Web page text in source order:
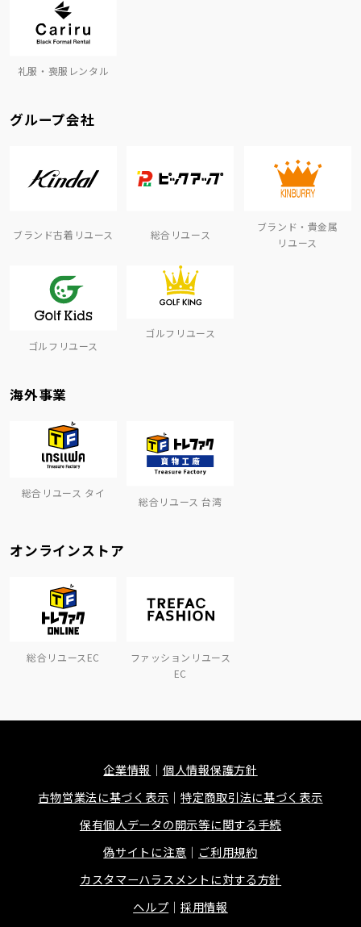
礼服・喪服レンタル
グループ会社
ブランド古着リユース 総合リユース
ブランド・貴金属
リユース
ゴルフリユース
ゴルフリユース
海外事業
総合リユース タイ
総合リユース 台湾
オンラインストア
総合リユースEC
ファッションリユース
EC
企業情報
個人情報保護方針
古物営業法に基づく表示
特定商取引法に基づく表示
保有個人データの開示等に関する手続
偽サイトに注意
ご利用規約
カスタマーハラスメントに対する方針
ヘルプ
採用情報